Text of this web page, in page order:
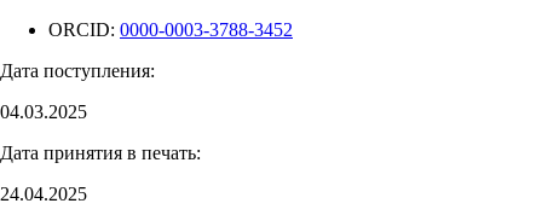
ORCID: 0000-0003-3788-3452
Дата поступления:
04.03.2025
Дата принятия в печать:
24.04.2025